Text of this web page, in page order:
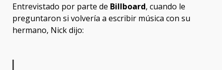
Entrevistado por parte de Billboard, cuando le
preguntaron si volvería a escribir música con su
hermano, Nick dijo: